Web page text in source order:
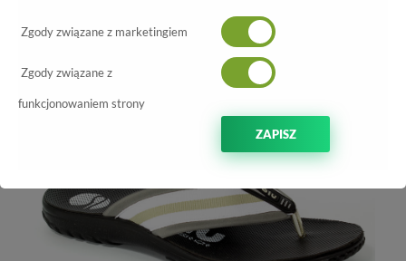
FN-32 Biały
Zgody związane z marketingiem
Zgody związane z
funkcjonowaniem strony
ZAPISZ